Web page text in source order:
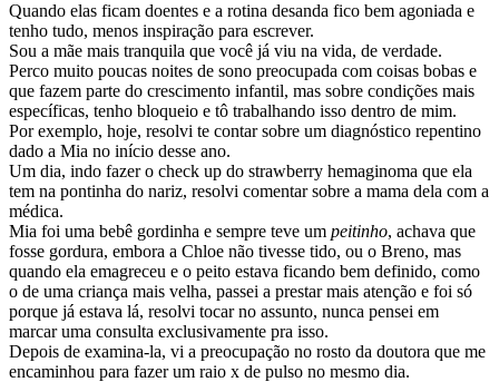
Quando elas ficam doentes e a rotina desanda fico bem agoniada e
tenho tudo, menos inspiração para escrever.
Sou a mãe mais tranquila que você já viu na vida, de verdade.
Perco muito poucas noites de sono preocupada com coisas bobas e
que fazem parte do crescimento infantil, mas sobre condições mais
específicas, tenho bloqueio e tô trabalhando isso dentro de mim.
Por exemplo, hoje, resolvi te contar sobre um diagnóstico repentino
dado a Mia no início desse ano.
Um dia, indo fazer o check up do strawberry hemaginoma que ela
tem na pontinha do nariz, resolvi comentar sobre a mama dela com a
médica.
Mia foi uma bebê gordinha e sempre teve um peitinho, achava que
fosse gordura, embora a Chloe não tivesse tido, ou o Breno, mas
quando ela emagreceu e o peito estava ficando bem definido, como
o de uma criança mais velha, passei a prestar mais atenção e foi só
porque já estava lá, resolvi tocar no assunto, nunca pensei em
marcar uma consulta exclusivamente pra isso.
Depois de examina-la, vi a preocupação no rosto da doutora que me
encaminhou para fazer um raio x de pulso no mesmo dia.